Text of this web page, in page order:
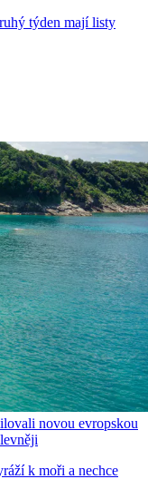
týden mají listy
novou evropskou
k moři a nechce